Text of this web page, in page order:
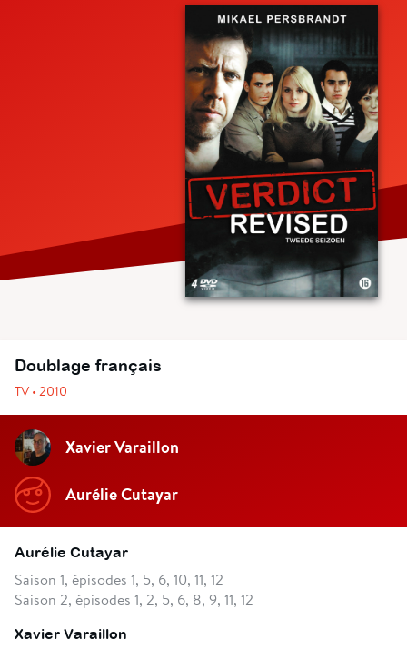
Doublage français
TV • 2010
Xavier Varaillon
Aurélie Cutayar
Aurélie Cutayar
Saison 1, épisodes 1, 5, 6, 10, 11, 12
Saison 2, épisodes 1, 2, 5, 6, 8, 9, 11, 12
Xavier Varaillon